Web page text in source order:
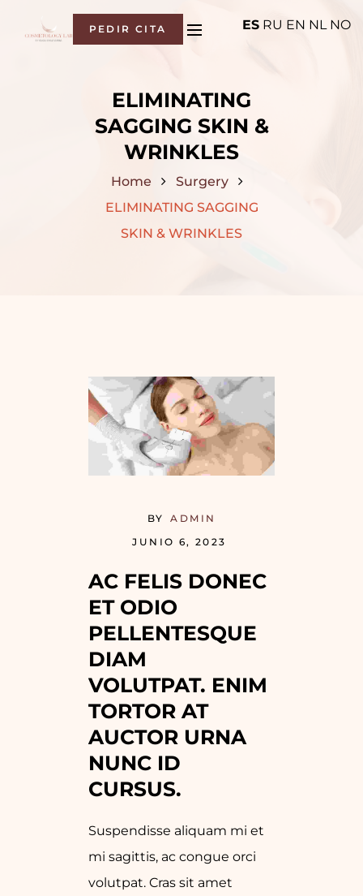
PEDIR CITA
ELIMINATING
SAGGING SKIN &
WRINKLES
Home
Surgery
ELIMINATING SAGGING
SKIN & WRINKLES
JUNIO 6, 2023
BY ADMIN
AC FELIS DONEC
ET ODIO
PELLENTESQUE
DIAM
VOLUTPAT. ENIM
TORTOR AT
AUCTOR URNA
NUNC ID
CURSUS.
Suspendisse aliquam mi et
mi sagittis, ac congue orci
volutpat. Cras sit amet
ES RU EN NL NO